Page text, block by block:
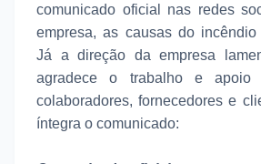
comunicado oficial nas redes
empresa, as causas do incêndio
Já a direção da empresa
agradece o trabalho e apoio
colaboradores, fornecedores e
íntegra o comunicado: